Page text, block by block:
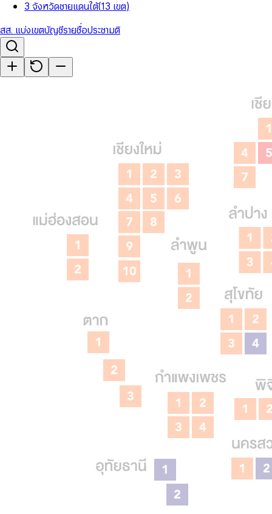
3 จังหวัดชายแดนใต้(13 เขต)
สส. แบ่งเขตบัญชีรายชื่อประชามติ